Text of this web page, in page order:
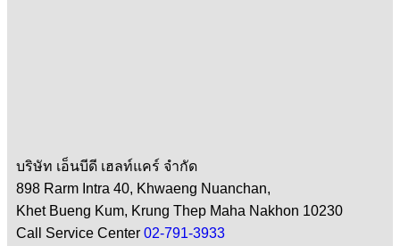
บริษัท เอ็นบีดี เฮลท์แคร์ จำกัด
898 Rarm Intra 40, Khwaeng Nuanchan,
Khet Bueng Kum, Krung Thep Maha Nakhon 10230
Call Service Center 02-791-3933